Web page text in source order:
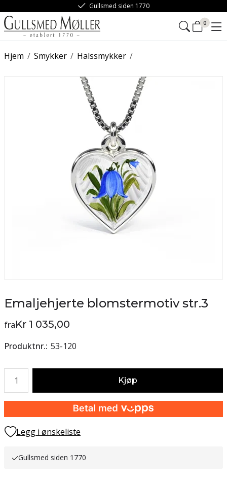
Gullsmed siden 1770
0
/
Hjem /
Smykker /
Halssmykker
Emaljehjerte blomstermotiv str.3
fraKr 1 035,00
Produktnr. 53-120
Kjøp
Legg i ønskeliste
Gullsmed siden 1770